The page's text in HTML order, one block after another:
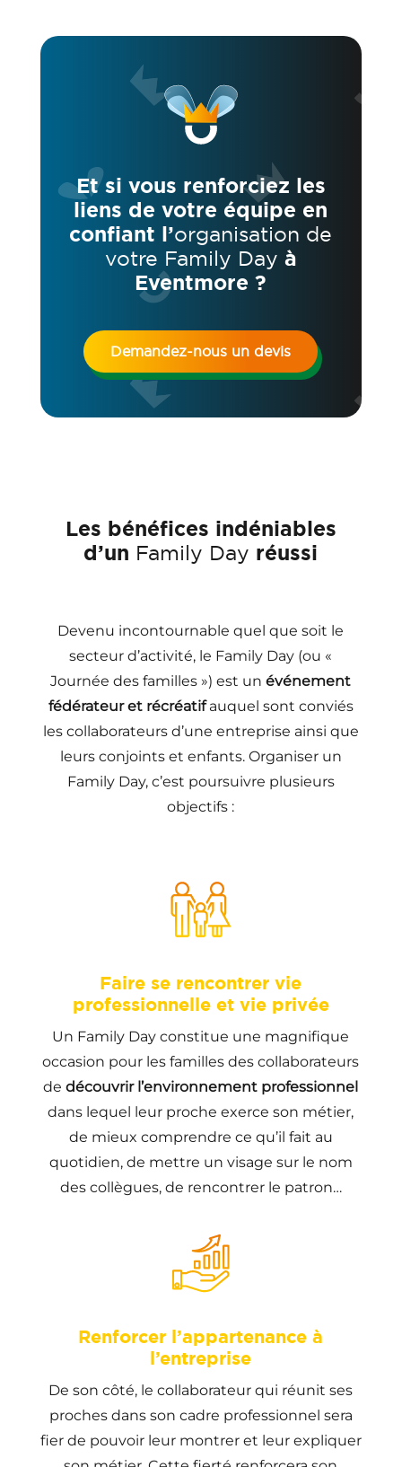
Et si vous renforciez les
liens de votre équipe en
confiant l’organisation de
votre Family Day à
Eventmore ?
Demandez-nous un devis
Les bénéfices indéniables
d’un Family Day réussi
Devenu incontournable quel que soit le
secteur d’activité, le Family Day (ou «
Journée des familles ») est unévénement
fédérateur et récréatifauquel sont conviés
les collaborateurs d’une entreprise ainsi que
leurs conjoints et enfants. Organiser un
Family Day, c’est poursuivre plusieurs
objectifs :
Faire se rencontrer vie
professionnelle et vie privée
Un Family Day constitue une magnifique
occasion pour les familles des collaborateurs
dedécouvrir l’environnement professionnel
dans lequel leur proche exerce son métier,
de mieux comprendre ce qu’il fait au
quotidien, de mettre un visage sur le nom
des collègues, de rencontrer le patron…
Renforcer l’appartenance à
l’entreprise
De son côté, le collaborateur qui réunit ses
proches dans son cadre professionnel sera
fier de pouvoir leur montrer et leur expliquer